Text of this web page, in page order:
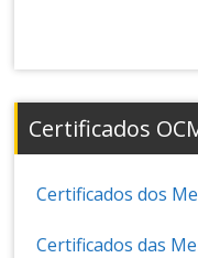
Certificados
Certificados dos
Certificados das